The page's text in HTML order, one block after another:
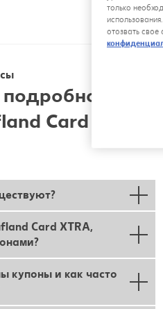
Card XTRA?
Card XTRA,
купоны и как часто
только
отозвать